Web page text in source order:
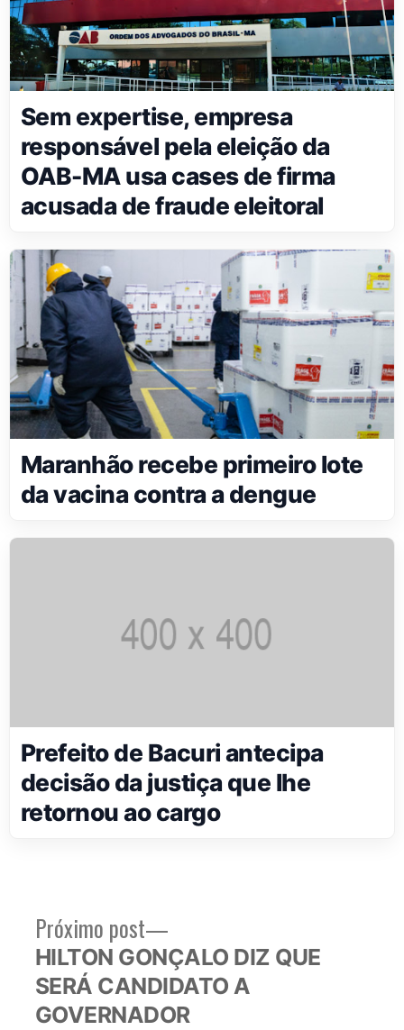
Sem expertise, empresa
responsável pela eleição da
OAB-MA usa cases de firma
acusada de fraude eleitoral
Maranhão recebe primeiro lote
da vacina contra a dengue
Prefeito de Bacuri antecipa
decisão da justiça que lhe
retornou ao cargo
Navegação
de
Post
Próximo post
Próximo
post:
HILTON GONÇALO DIZ QUE
SERÁ CANDIDATO A
GOVERNADOR